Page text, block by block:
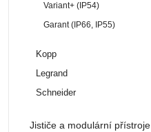
Variant+ (IP54)
Garant (IP66, IP55)
Kopp
Legrand
Schneider
Jističe a modulární přístroje